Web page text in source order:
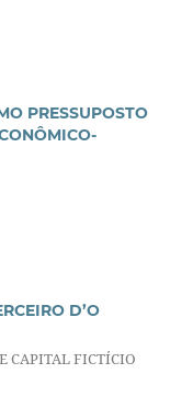
PRESSUPOSTO
D’O
CAPITAL FICTÍCIO